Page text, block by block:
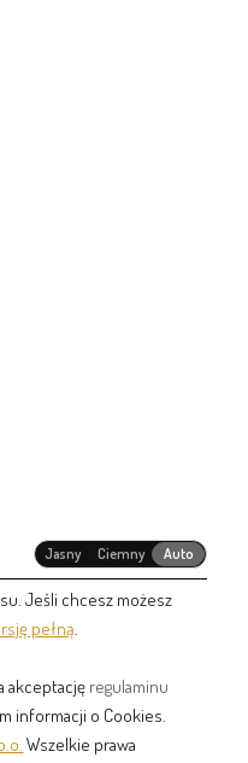
Jasny Ciemny Auto
Jeśli chcesz możesz
pełną
akceptację regulaminu
informacji o Cookies.
Wszelkie prawa